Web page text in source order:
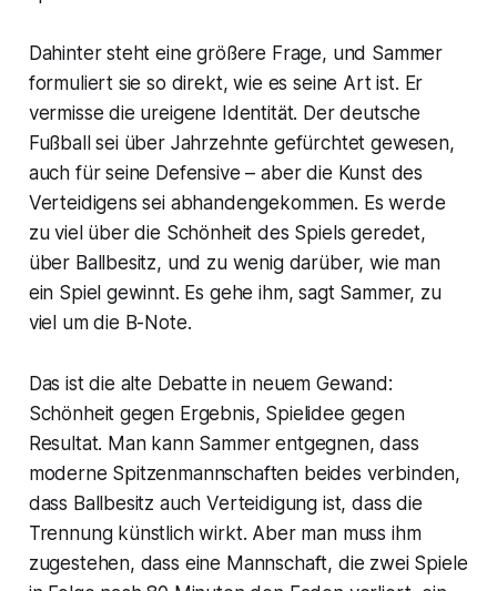
Dahinter steht eine größere Frage, und Sammer
formuliert sie so direkt, wie es seine Art ist. Er
vermisse die ureigene Identität. Der deutsche
Fußball sei über Jahrzehnte gefürchtet gewesen,
auch für seine Defensive – aber die Kunst des
Verteidigens sei abhandengekommen. Es werde
zu viel über die Schönheit des Spiels geredet,
über Ballbesitz, und zu wenig darüber, wie man
ein Spiel gewinnt. Es gehe ihm, sagt Sammer, zu
viel um die B-Note.
Das ist die alte Debatte in neuem Gewand:
Schönheit gegen Ergebnis, Spielidee gegen
Resultat. Man kann Sammer entgegnen, dass
moderne Spitzenmannschaften beides verbinden,
dass Ballbesitz auch Verteidigung ist, dass die
Trennung künstlich wirkt. Aber man muss ihm
zugestehen, dass eine Mannschaft, die zwei Spiele